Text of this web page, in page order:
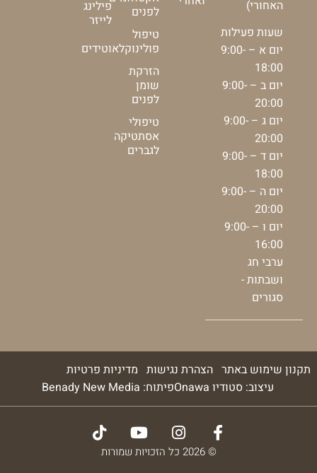
האחורי)
שעות פעילות
יום א – 9:00-
18:00
יום ב – 9:00-
20:00
יום ג – 9:00-
20:00
יום ד – 9:00-
18:00
יום ה – 9:00-
20:00
יום ו – 9:00-
16:00
ערבי חג
ושבתות -
סגורים
לפנים
טיפול
פולינוקלאוטידים
הזרקת
שומן
לפנים
טיפולי
אסתטיקה
לגברים
פילינג
לייזר
תקנון שימוש באתר הצהרת נגישות מדיניות פרטיות
עיצוב: סטודיו Onawa
פיתוח: Benady New Media
© 2026 כל הזכויות שמורות